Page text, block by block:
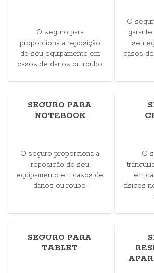
O seguro para
proporciona a reposição
do seu equipamento em
casos de danos ou roubo.
O
seu
casos
SEGURO PARA
NOTEBOOK
O seguro proporciona a
reposição do seu
equipamento em casos de
danos ou roubo.
O
em
físicos
SEGURO PARA
TABLET